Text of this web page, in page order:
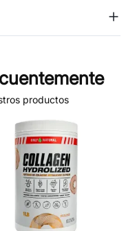
productos